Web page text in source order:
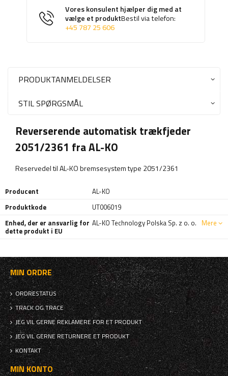
Vores konsulent hjælper dig med at
vælge et produktBestil via telefon:
+45 787 25 606
PRODUKTANMELDELSER
STIL SPØRGSMÅL
Reverserende automatisk trækfjeder
2051/2361 fra AL-KO
Reservedel til AL-KO bremsesystem type 2051/2361
Producent
AL-KO
Produktkode
UT006019
Enhed, der er ansvarlig for
dette produkt i EU
AL-KO Technology Polska Sp. z o. o. Mere
MIN ORDRE
ORDRESTATUS
TRACK OG TRACE
JEG VIL GERNE REKLAMERE FOR ET PRODUKT
JEG VIL GERNE RETURNERE ET PRODUKT
KONTAKT
MIN KONTO